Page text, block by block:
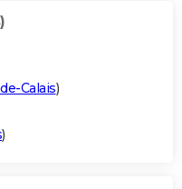
Calais)
)